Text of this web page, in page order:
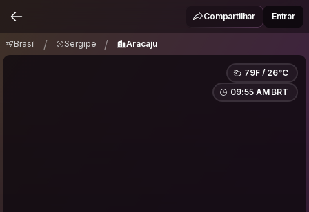
Compartilhar Entrar
Brasil / Sergipe / Aracaju
79F / 26°C
09:55 AM BRT